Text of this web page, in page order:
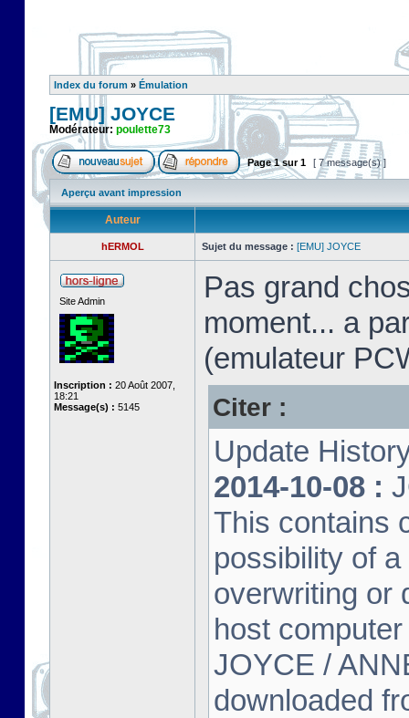
Index du forum » Émulation
[EMU] JOYCE
Modérateur: poulette73
Page1sur1 [ 7 message(s) ]
Aperçu avant impression
Auteur
hERMOL Sujet du message : [EMU] JOYCE
Site Admin
Inscription : 20 Août 2007,
18:21
Message(s) : 5145
Pas grand
moment... a
(emulateur
Citer :
Update
2014-10-08 :
This contains
possibility of
overwriting or
host
JOYCE /
downloaded